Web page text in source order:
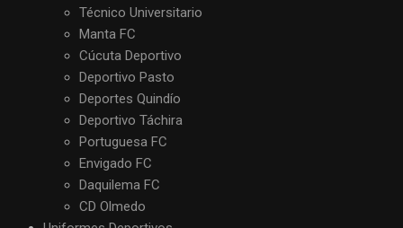
Técnico Universitario
Manta FC
Cúcuta Deportivo
Deportivo Pasto
Deportes Quindío
Deportivo Táchira
Portuguesa FC
Envigado FC
Daquilema FC
CD Olmedo